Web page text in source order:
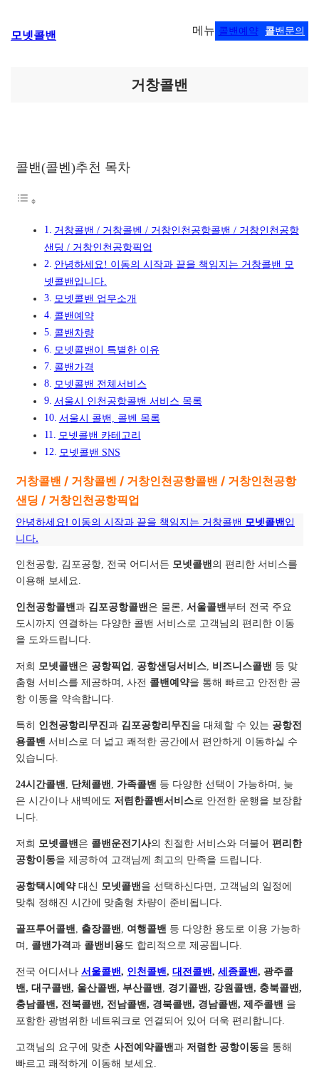
텐
모넷콜밴 메뉴 콜밴예약 콜밴문의
거창콜밴
콜밴(콜벤)추천 목차
거창콜밴 / 거창콜벤 / 거창인천공항콜밴 / 거창인천공항
샌딩 / 거창인천공항픽업
안녕하세요! 이동의 시작과 끝을 책임지는 거창콜밴 모
넷콜밴입니다.
모넷콜밴 업무소개
콜밴예약
콜밴차량
모넷콜밴이 특별한 이유
콜밴가격
모넷콜밴 전체서비스
서울시 인천공항콜밴 서비스 목록
서울시 콜밴, 콜벤 목록
모넷콜밴 카테고리
모넷콜밴 SNS
거창콜밴 / 거창콜벤 / 거창인천공항콜밴 / 거창인천공항
샌딩 / 거창인천공항픽업
안녕하세요! 이동의 시작과 끝을 책임지는 거창콜밴 모넷콜밴입
니다.
인천공항, 김포공항, 전국 어디서든 모넷콜밴 의 편리한 서비스를
이용해 보세요.
인천공항콜밴과 김포공항콜밴 은 물론,서울콜밴 부터 전국 주요
도시까지 연결하는 다양한 콜밴 서비스로 고객님의 편리한 이동
을 도와드립니다.
저희 모넷콜밴 은 공항픽업 공항샌딩서비스 비즈니스콜밴 등 맞
춤형 서비스를 제공하며, 사전 콜밴예약을 통해 빠르고 안전한 공
항 이동을 약속합니다.
특히 인천공항리무진과 김포공항리무진 을 대체할 수 있는 공항전
용콜밴 서비스로 더 넓고 쾌적한 공간에서 편안하게 이동하실 수
있습니다.
24시간콜밴 단체콜밴 가족콜밴 등 다양한 선택이 가능하며, 늦
은 시간이나 새벽에도 저렴한콜밴서비스로 안전한 운행을 보장합
니다.
저희 모넷콜밴 은 콜밴운전기사의 친절한 서비스와 더불어편리한
공항이동을 제공하여 고객님께 최고의 만족을 드립니다.
공항택시예약대신 모넷콜밴 을 선택하신다면, 고객님의 일정에
맞춰 정해진 시간에 맞춤형 차량이 준비됩니다.
골프투어콜밴 출장콜밴 여행콜밴 등 다양한 용도로 이용 가능하
며, 콜밴가격과 콜밴비용도 합리적으로 제공됩니다.
전국 어디서나서울콜밴, 인천콜밴,대전콜밴,세종콜밴, 광주콜
밴, 대구콜밴, 울산콜밴, 부산콜밴
경기콜밴, 강원콜밴, 충북콜밴,
충남콜밴, 전북콜밴, 전남콜밴, 경북콜밴, 경남콜밴, 제주콜밴 을
포함한 광범위한 네트워크로 연결되어 있어 더욱 편리합니다.
고객님의 요구에 맞춘사전예약콜밴과 저렴한 공항이동을 통해
빠르고 쾌적하게 이동해 보세요.